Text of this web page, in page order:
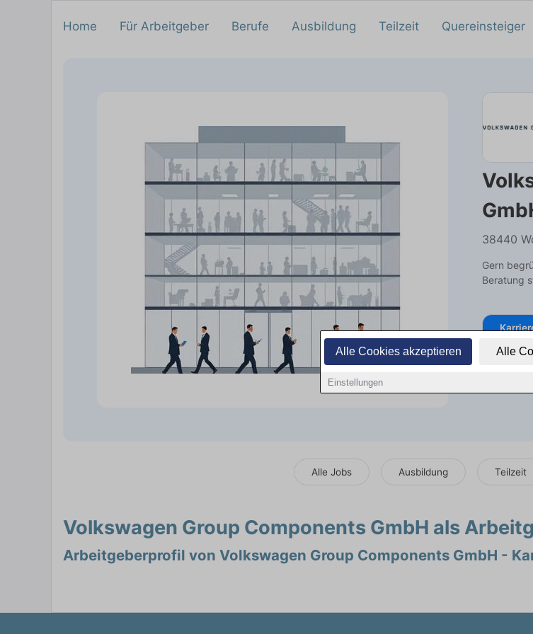
Alle Cookies akzeptieren Alle
Einstellungen
Home Für Arbeitgeber Berufe Ausbildung Teilzeit Quereinsteiger
38440
Gern
Beratung
Alle Jobs Ausbildung Teilzeit
Volkswagen Group Components GmbH als
Arbeitgeberprofil von Volkswagen Group Components GmbH -